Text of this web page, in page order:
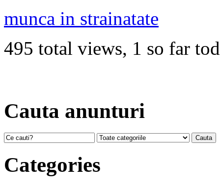
munca in strainatate
495 total views, 1 so far
Cauta anunturi
Categories